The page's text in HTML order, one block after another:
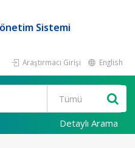
Sistemi
Araştırmacı Girişi English
Detaylı Arama